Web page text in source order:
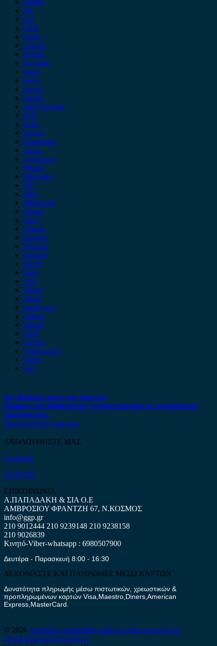
DS
Fiat
Ford
Geely
Gonow
Honda
Hyundai
Isuzu
iveco
Jaecoo
Jaguar
Jeep Chrysler
KIA
Lada
Lancia
Leapmotor
Lexus
Lynk & co
Mazda
Mercedes
MG
Mini
Mitsubishi
Nissan
Opel
Omoda
Peugeot
Porsche
Renault
Rover
Saab
Seat
Skoda
Smart
ssangyong
Subaru
Suzuki
Tesla
Toyota
Volkswagen
Volvo
Xev
Δεν βρήκατε αυτό που ψάχνετε;
Είμαστε στη διάθεση σας να απαντήσουμε σε οποιαδήποτε
ερώτηση σας.
Επικοινωνήστε μαζί μας
ΑΚΟΛΟΥΘΗΣΤΕ ΜΑΣ
Facebook
ΧΑΡΤΗΣ
ΕΠΙΚΟΙΝΩΝΙΑ
Α.ΠΑΠΑΔΑΚΗ & ΣΙΑ Ο.Ε
ΑΜΒΡΟΣΙΟΥ ΦΡΑΝΤΖΗ 67, Ν.ΚΟΣΜΟΣ
info@ggp.gr
210 9012444 210 9239148 210 9238158
210 9026839
Κινητό-Viber-whatsapp : 6980507900
Δευτέρα - Παρασκευή 8:00 - 16:30
ΔΕΧΟΜΑΣΤΕ ΚΑΙ ΠΛΗΡΩΜΕΣ ΜΕΣΩ ΚΑΡΤΩΝ
Δυνατότητα πληρωμής μέσω πιστωτικών, χρεωστικών &
προπληρωμένων καρτών Visa,Maestro,Diners,American
Express,MasterCard.
© 2026 papadakis.antallaktika-online.eu Μεταχειρισμένα
Ανταλλακτικά Αυτοκινήτων